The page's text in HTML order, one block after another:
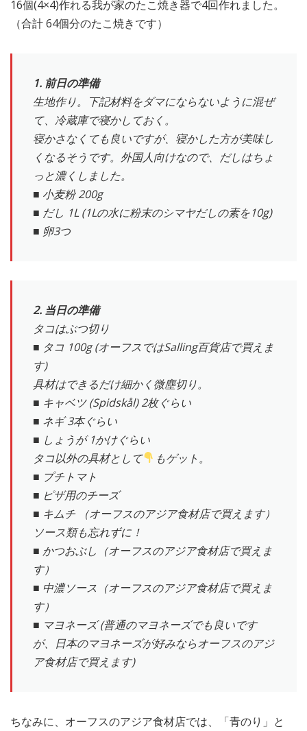
16個(4×4)作れる我が家のたこ焼き器で4回作れました。
（合計 64個分のたこ焼きです）
1. 前日の準備
生地作り。下記材料をダマにならないように混ぜ
て、冷蔵庫で寝かしておく。
寝かさなくても良いですが、寝かした方が美味し
くなるそうです。外国人向けなので、だしはちょ
っと濃くしました。
■ 小麦粉 200g
■ だし 1L (1Lの水に粉末のシマヤだしの素を10g)
■ 卵3つ
2. 当日の準備
タコはぶつ切り
■ タコ 100g (オーフスではSalling百貨店で買えま
す)
具材はできるだけ細かく微塵切り。
■ キャベツ (Spidskål) 2枚ぐらい
■ ネギ 3本ぐらい
■ しょうが 1かけぐらい
タコ以外の具材として
もゲット。
■ プチトマト
■ ピザ用のチーズ
■ キムチ （オーフスのアジア食材店で買えます）
ソース類も忘れずに！
■ かつおぶし（オーフスのアジア食材店で買えま
す）
■ 中濃ソース（オーフスのアジア食材店で買えま
す）
■ マヨネーズ (普通のマヨネーズでも良いです
が、日本のマヨネーズが好みならオーフスのアジ
ア食材店で買えます)
ちなみに、オーフスのアジア食材店では、「青のり」と